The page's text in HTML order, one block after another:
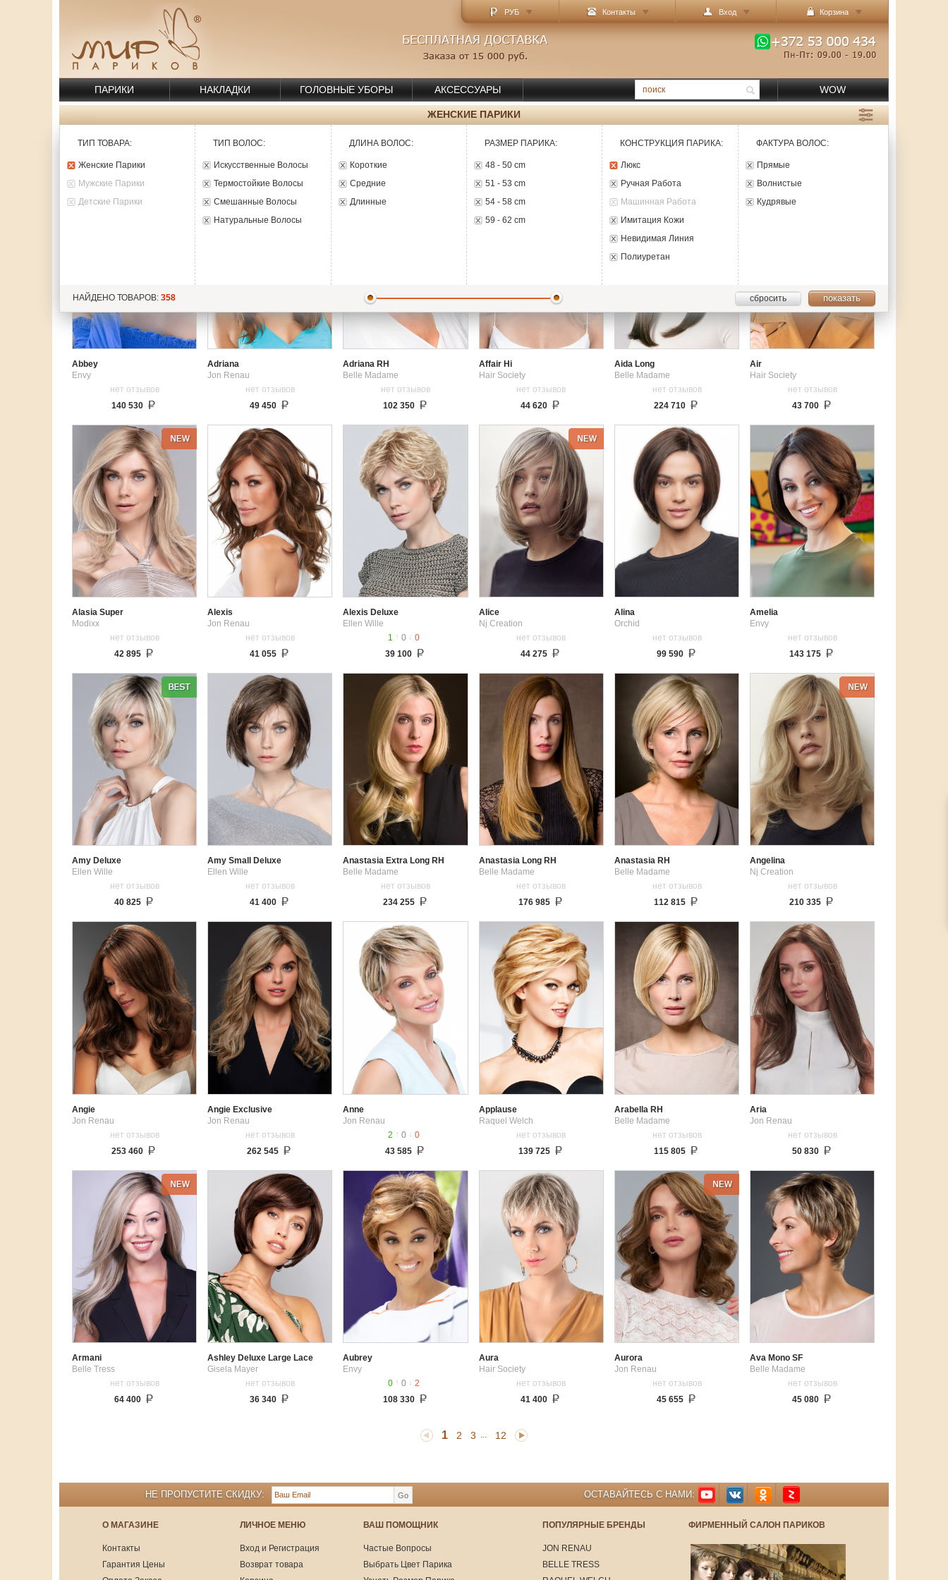
РУБ Контакты Вход Корзина
ПАРИКИ НАКЛАДКИ ГОЛОВНЫЕ УБОРЫ АКСЕССУАРЫ WOW
ЖЕНСКИЕ ПАРИКИ
ТИП ТОВАРА:
Женские Парики
Мужские Парики
Детские Парики
ТИП ВОЛОС:
Искусственные Волосы
Термостойкие Волосы
Смешанные Волосы
Натуральные Волосы
ДЛИНА ВОЛОС:
Короткие
Средние
Длинные
РАЗМЕР ПАРИКА:
48 - 50 cm
51 - 53 cm
54 - 58 cm
59 - 62 cm
КОНСТРУКЦИЯ ПАРИКА:
Люкс
Ручная Работа
Машинная Работа
Имитация Кожи
Невидимая Линия
Полиуретан
ФАКТУРА ВОЛОС:
Прямые
Волнистые
Кудрявые
НАЙДЕНО ТОВАРОВ: 358 сбросить показать
Abbey
Envy
нет отзывов
140 530
Adriana
Jon Renau
нет отзывов
49 450
Adriana RH
Belle Madame
нет отзывов
102 350
Affair Hi
Hair Society
нет отзывов
44 620
Aida Long
Belle Madame
нет отзывов
224 710
Air
Hair Society
нет отзывов
43 700
Alasia Super
Modixx
нет отзывов
42 895
Alexis
Jon Renau
нет отзывов
41 055
Alexis Deluxe
Ellen Wille
1 ↑0 ↓0
39 100
Alice
Nj Creation
нет отзывов
44 275
Alina
Orchid
нет отзывов
99 590
Amelia
Envy
нет отзывов
143 175
Amy Deluxe
Ellen Wille
нет отзывов
40 825
Amy Small Deluxe
Ellen Wille
нет отзывов
41 400
Anastasia Extra Long RH
Belle Madame
нет отзывов
234 255
Anastasia Long RH
Belle Madame
нет отзывов
176 985
Anastasia RH
Belle Madame
нет отзывов
112 815
Angelina
Nj Creation
нет отзывов
210 335
Angie
Jon Renau
нет отзывов
253 460
Angie Exclusive
Jon Renau
нет отзывов
262 545
Anne
Jon Renau
2 ↑0 ↓0
43 585
Applause
Raquel Welch
нет отзывов
139 725
Arabella RH
Belle Madame
нет отзывов
115 805
Aria
Jon Renau
нет отзывов
50 830
Armani
Belle Tress
нет отзывов
64 400
Ashley Deluxe Large Lace
Gisela Mayer
нет отзывов
36 340
Aubrey
Envy
0 ↑0 ↓2
108 330
Aura
Hair Society
нет отзывов
41 400
Aurora
Jon Renau
нет отзывов
45 655
Ava Mono SF
Belle Madame
нет отзывов
45 080
1 2 3 ... 12
НЕ ПРОПУСТИТЕ СКИДКУ: Go ОСТАВАЙТЕСЬ С НАМИ:
О МАГАЗИНЕ
Контакты
Гарантия Цены
ЛИЧНОЕ МЕНЮ
Вход и Регистрация
Возврат товара
ВАШ ПОМОЩНИК
Частые Вопросы
Выбрать Цвет Парика
ПОПУЛЯРНЫЕ БРЕНДЫ
JON RENAU
BELLE TRESS
ФИРМЕННЫЙ САЛОН ПАРИКОВ